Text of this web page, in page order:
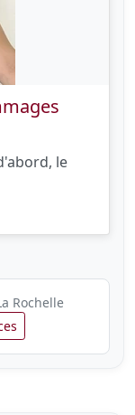
le
Rochelle